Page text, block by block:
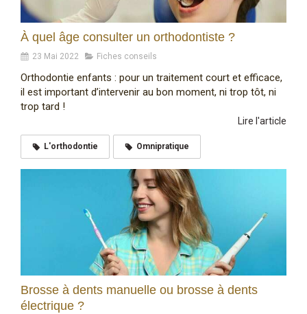
À quel âge consulter un orthodontiste ?
23 Mai 2022 Fiches conseils
Orthodontie enfants : pour un traitement court et efficace,
il est important d’intervenir au bon moment, ni trop tôt, ni
trop tard !
Lire l'article
L'orthodontie Omnipratique
Brosse à dents manuelle ou brosse à dents
électrique ?